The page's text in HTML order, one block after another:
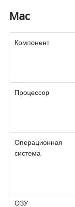
Mac
Компонент
Процессор
Операционная
система
ОЗУ